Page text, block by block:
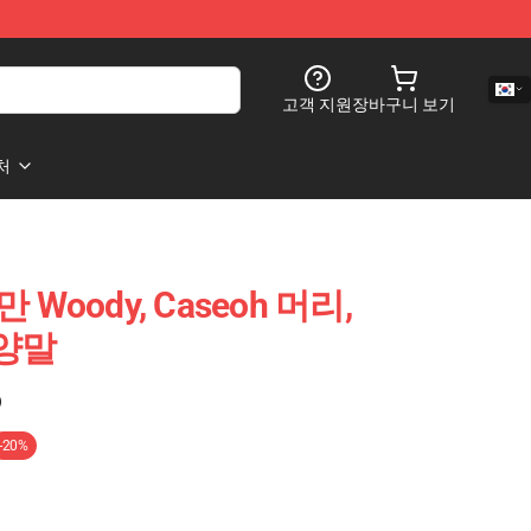
고객 지원장바구니 보기
Woody, Caseoh 머리,
말
-20%